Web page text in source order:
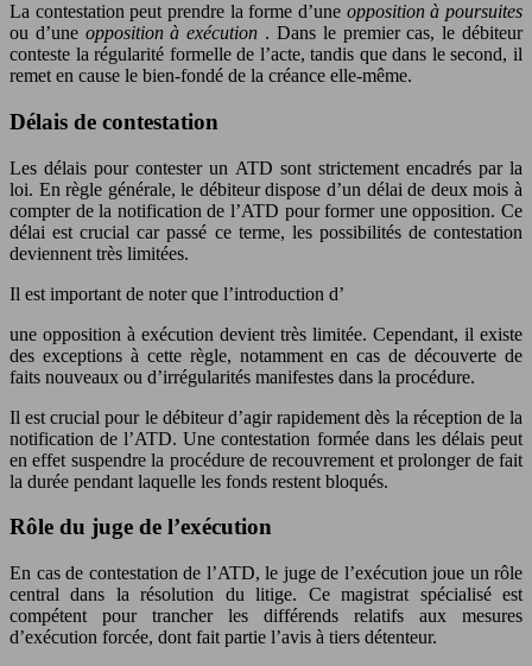
La contestation peut prendre la forme d’une opposition à poursuites
ou d’une opposition à exécution . Dans le premier cas, le débiteur
conteste la régularité formelle de l’acte, tandis que dans le second, il
remet en cause le bien-fondé de la créance elle-même.
Délais de contestation
Les délais pour contester un ATD sont strictement encadrés par la
loi. En règle générale, le débiteur dispose d’un délai de deux mois à
compter de la notification de l’ATD pour former une opposition. Ce
délai est crucial car passé ce terme, les possibilités de contestation
deviennent très limitées.
Il est important de noter que l’introduction d’
une opposition à exécution devient très limitée. Cependant, il existe
des exceptions à cette règle, notamment en cas de découverte de
faits nouveaux ou d’irrégularités manifestes dans la procédure.
Il est crucial pour le débiteur d’agir rapidement dès la réception de la
notification de l’ATD. Une contestation formée dans les délais peut
en effet suspendre la procédure de recouvrement et prolonger de fait
la durée pendant laquelle les fonds restent bloqués.
Rôle du juge de l’exécution
En cas de contestation de l’ATD, le juge de l’exécution joue un rôle
central dans la résolution du litige. Ce magistrat spécialisé est
compétent pour trancher les différends relatifs aux mesures
d’exécution forcée, dont fait partie l’avis à tiers détenteur.